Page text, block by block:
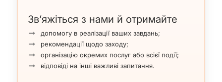
Зв’яжіться з нами й отримайте
допомогу в реалізації ваших завдань;
рекомендації щодо заходу;
організацію окремих послуг або всієї події;
відповіді на інші важливі запитання.